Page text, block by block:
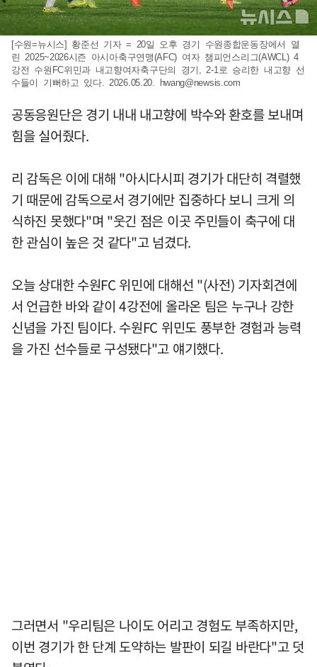
[수원=뉴시스] 황준선 기자 = 20일 오후 경기 수원종합운동장에서 열
린 2025~2026시즌 아시아축구연맹(AFC) 여자 챔피언스리그(AWCL) 4
강전 수원FC위민과 내고향여자축구단의 경기, 2-1로 승리한 내고향 선
수들이 기뻐하고 있다. 2026.05.20.
hwang@newsis.com
공동응원단은 경기 내내 내고향에 박수와 환호를 보내며
힘을 실어줬다.
리 감독은 이에 대해 "아시다시피 경기가 대단히 격렬했
기 때문에 감독으로서 경기에만 집중하다 보니 크게 의
식하진 못했다"며 "웃긴 점은 이곳 주민들이 축구에 대
한 관심이 높은 것 같다"고 넘겼다.
오늘 상대한 수원FC 위민에 대해선 "(사전) 기자회견에
서 언급한 바와 같이 4강전에 올라온 팀은 누구나 강한
신념을 가진 팀이다. 수원FC 위민도 풍부한 경험과 능력
을 가진 선수들로 구성됐다"고 얘기했다.
그러면서 "우리팀은 나이도 어리고 경험도 부족하지만,
이번 경기가 한 단계 도약하는 발판이 되길 바란다"고 덧